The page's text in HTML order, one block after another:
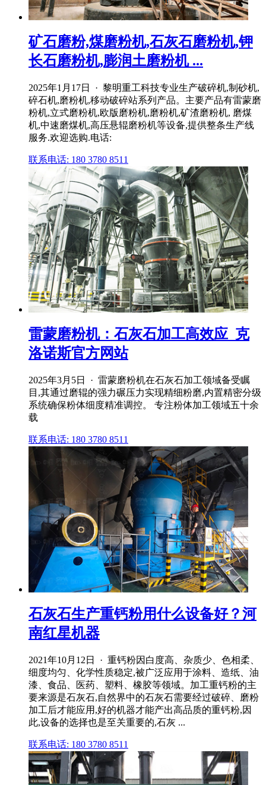
矿石磨粉,煤磨粉机,石灰石磨粉机,钾
长石磨粉机,膨润土磨粉机 ...
2025年1月17日 · 黎明重工科技专业生产破碎机,制砂机,
碎石机,磨粉机,移动破碎站系列产品。主要产品有雷蒙磨
粉机,立式磨粉机,欧版磨粉机,磨粉机,矿渣磨粉机, 磨煤
机,中速磨煤机,高压悬辊磨粉机等设备,提供整条生产线
服务.欢迎选购.电话:
联系电话: 180 3780 8511
雷蒙磨粉机：石灰石加工高效应_克
洛诺斯官方网站
2025年3月5日 · 雷蒙磨粉机在石灰石加工领域备受瞩
目,其通过磨辊的强力碾压力实现精细粉磨,内置精密分级
系统确保粉体细度精准调控。 专注粉体加工领域五十余
载
联系电话: 180 3780 8511
石灰石生产重钙粉用什么设备好？河
南红星机器
2021年10月12日 · 重钙粉因白度高、杂质少、色相柔、
细度均匀、化学性质稳定,被广泛应用于涂料、造纸、油
漆、食品、医药、塑料、橡胶等领域。加工重钙粉的主
要来源是石灰石,自然界中的石灰石需要经过破碎、磨粉
加工后才能应用,好的机器才能产出高品质的重钙粉,因
此,设备的选择也是至关重要的,石灰 ...
联系电话: 180 3780 8511